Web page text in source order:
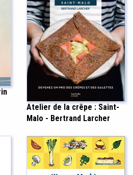
Atelier de la crêpe : Saint-
Malo - Bertrand Larcher